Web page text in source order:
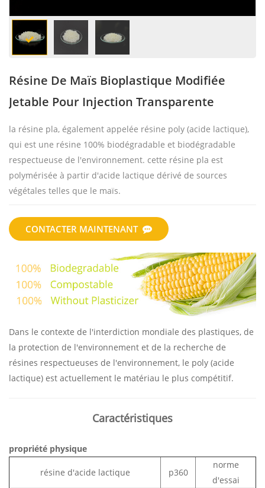
Résine De Maïs Bioplastique Modifiée
Jetable Pour Injection Transparente
la résine pla, également appelée résine poly (acide lactique),
qui est une résine 100% biodégradable et biodégradable
respectueuse de l'environnement. cette résine pla est
polymérisée à partir d'acide lactique dérivé de sources
végétales telles que le maïs.
CONTACTER MAINTENANT
Dans le contexte de l'interdiction mondiale des plastiques, de
la protection de l'environnement et de la recherche de
résines respectueuses de l'environnement, le poly (acide
lactique) est actuellement le matériau le plus compétitif.
Caractéristiques
propriété physique
résine d'acide lactique p360
norme
d'essai